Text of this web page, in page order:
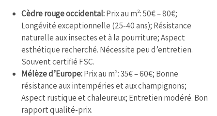
Cèdre rouge occidental:Prix au m²: 50€ – 80€;
Longévité exceptionnelle (25-40 ans); Résistance
naturelle aux insectes et à la pourriture; Aspect
esthétique recherché. Nécessite peu d’entretien.
Souvent certifié FSC.
Mélèze d’Europe:Prix au m²: 35€ – 60€; Bonne
résistance aux intempéries et aux champignons;
Aspect rustique et chaleureux; Entretien modéré. Bon
rapport qualité-prix.